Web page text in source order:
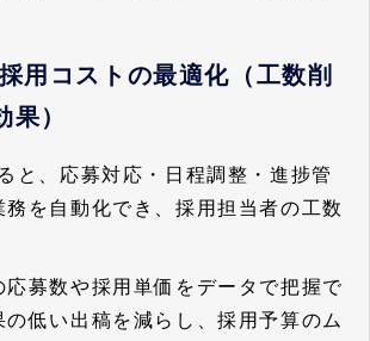
用コストの最適化（工数削
）
と、応募対応・日程調整・進捗管
を自動化でき、採用担当者の工数
応募数や採用単価をデータで把握で
の低い出稿を減らし、採用予算のム